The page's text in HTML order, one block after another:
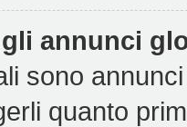
annunci
sono
quanto